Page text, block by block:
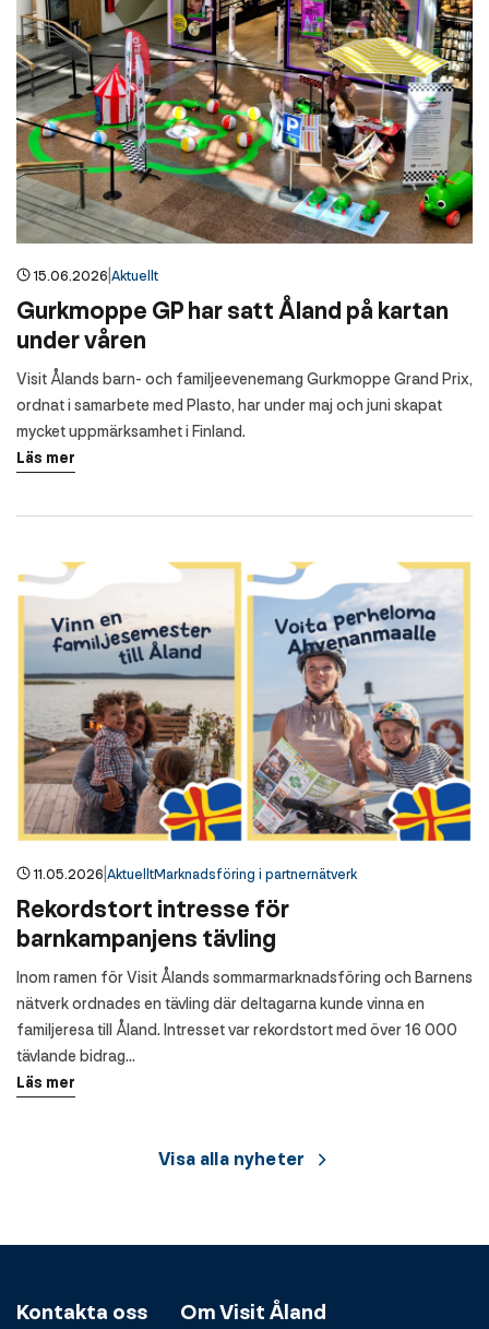
15.06.2026 Aktuellt
Gurkmoppe GP har satt Åland på kartan
under våren
Visit Ålands barn- och familjeevenemang Gurkmoppe Grand Prix,
ordnat i samarbete med Plasto, har under maj och juni skapat
mycket uppmärksamhet i Finland.
Läs mer
11.05.2026 AktuelltMarknadsföring i partnernätverk
Rekordstort intresse för
barnkampanjens tävling
Inom ramen för Visit Ålands sommarmarknadsföring och Barnens
nätverk ordnades en tävling där deltagarna kunde vinna en
familjeresa till Åland. Intresset var rekordstort med över 16 000
tävlande bidrag…
Läs mer
Visa alla nyheter
Kontakta oss Om Visit Åland